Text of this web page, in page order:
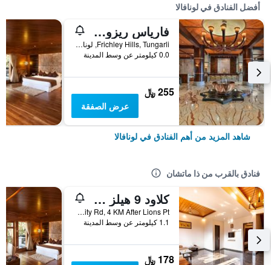
أفضل الفنادق في لونافالا
فارياس ريزورت لونافالا
Frichley Hills, Tungarli, لونافالا, الهند
0.0 كيلومتر عن وسط المدينة
255 ﷼
عرض الصفقة
شاهد المزيد من أهم الفنادق في لونافالا
فنادق بالقرب من ذا ماتشان
كلاود 9 هيلز ريزورت
Amby Valley City Rd, 4 KM After Lions Pt, لونافالا, الهند
1.1 كيلومتر عن وسط المدينة
178 ﷼